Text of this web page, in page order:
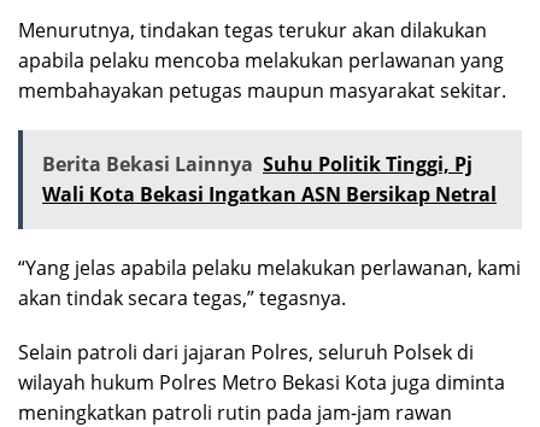
Menurutnya, tindakan tegas terukur akan dilakukan
apabila pelaku mencoba melakukan perlawanan yang
membahayakan petugas maupun masyarakat sekitar.
Berita Bekasi Lainnya Suhu Politik Tinggi, Pj
Wali Kota Bekasi Ingatkan ASN Bersikap Netral
“Yang jelas apabila pelaku melakukan perlawanan, kami
akan tindak secara tegas,” tegasnya.
Selain patroli dari jajaran Polres, seluruh Polsek di
wilayah hukum Polres Metro Bekasi Kota juga diminta
meningkatkan patroli rutin pada jam-jam rawan